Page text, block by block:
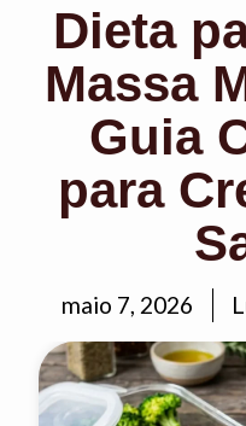
Dieta
Massa
Guia
para
maio 7, 2026